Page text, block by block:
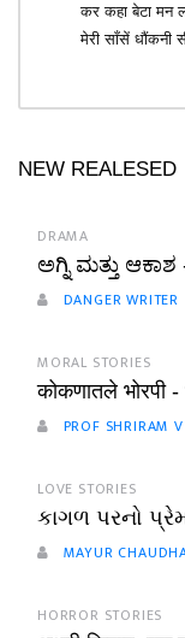
कर कहा बेटा मन
मेरी साँसें धौंकनी
NEW REALESED
DRAMA
ಅಗ್ನಿ ಮತ್ತು ಆಕಾಶ
DANGER WRITER
MORAL STORIES
कोकणातले भोरपी -
PROF SHRIRAM
LOVE STORIES
કાગળ પરનો
MAYUR
HORROR STORIES